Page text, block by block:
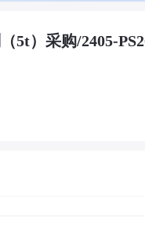
5t）采购/2405-